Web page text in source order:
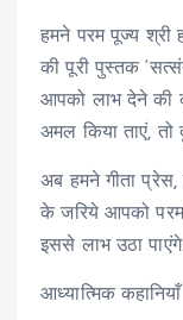
हमने परम पूज्य श्री
की पूरी पुस्तक
आपको लाभ देने की
अमल किया ताएं, तो
अब हमने गीता प्रेस,
के जरिये आपको
इससे लाभ उठा
आध्यात्मिक कहानियाँ